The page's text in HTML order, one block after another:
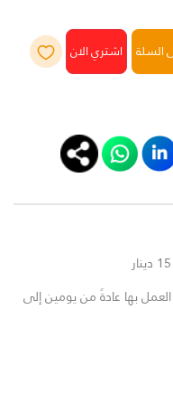
السلة
بها عادةً من يومين إلى